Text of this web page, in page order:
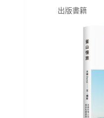
出版書籍